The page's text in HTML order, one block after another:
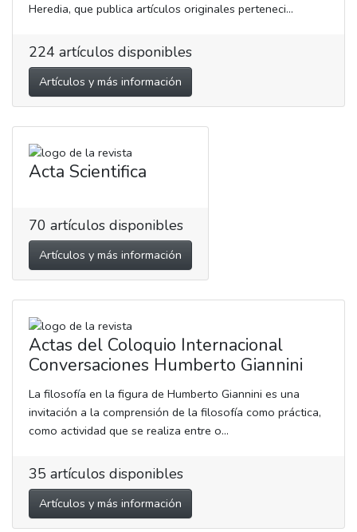
Heredia, que publica artículos originales perteneci...
224 artículos disponibles
Artículos y más información
Acta Scientifica
70 artículos disponibles
Artículos y más información
Actas del Coloquio Internacional
Conversaciones Humberto Giannini
La filosofía en la figura de Humberto Giannini es una
invitación a la comprensión de la filosofía como práctica,
como actividad que se realiza entre o...
35 artículos disponibles
Artículos y más información